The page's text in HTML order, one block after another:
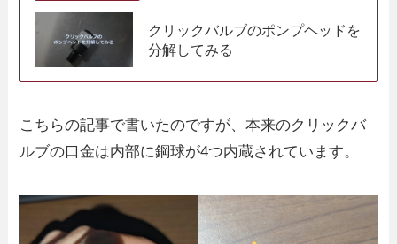
クリックバルブのポンプヘッドを
分解してみる
こちらの記事で書いたのですが、本来のクリックバ
ルブの口金は内部に鋼球が4つ内蔵されています。